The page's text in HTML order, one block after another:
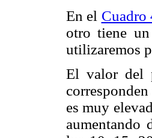
En el Cuadro
otro tiene
utilizaremos
El valor del
es muy
aumentando